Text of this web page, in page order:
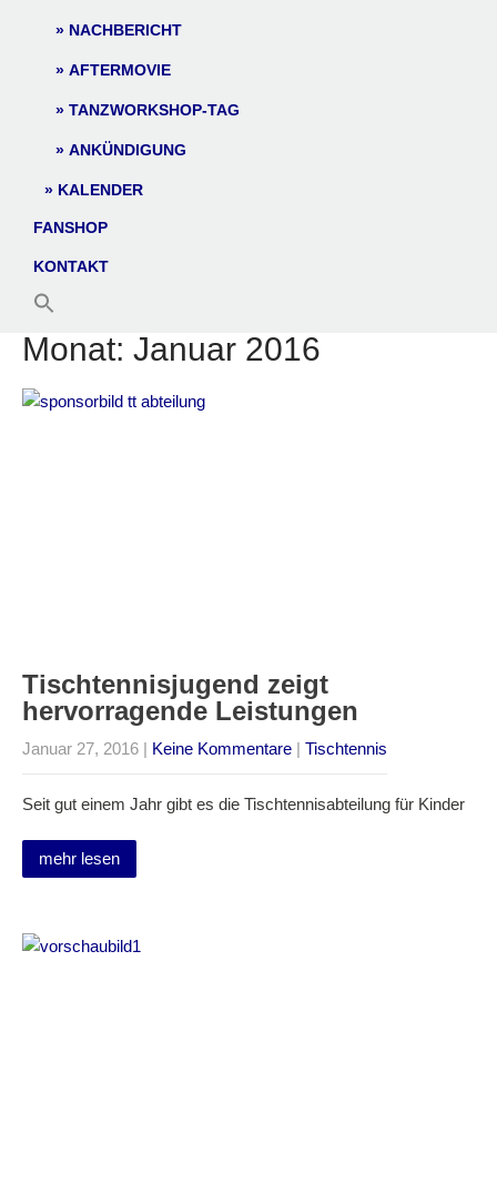
NACHBERICHT
AFTERMOVIE
TANZWORKSHOP-TAG
ANKÜNDIGUNG
KALENDER
FANSHOP
KONTAKT
Monat: Januar 2016
Tischtennisjugend zeigt
hervorragende Leistungen
Januar 27, 2016 | Keine Kommentare | Tischtennis
Seit gut einem Jahr gibt es die Tischtennisabteilung für Kinder
mehr lesen